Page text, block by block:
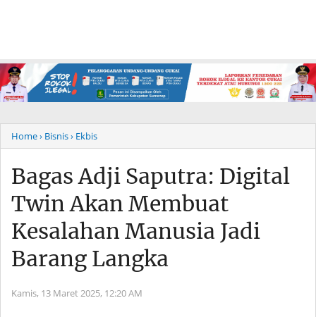
Home› Bisnis› Ekbis
Bagas Adji Saputra: Digital
Twin Akan Membuat
Kesalahan Manusia Jadi
Barang Langka
Kamis, 13 Maret 2025, 12:20 AM